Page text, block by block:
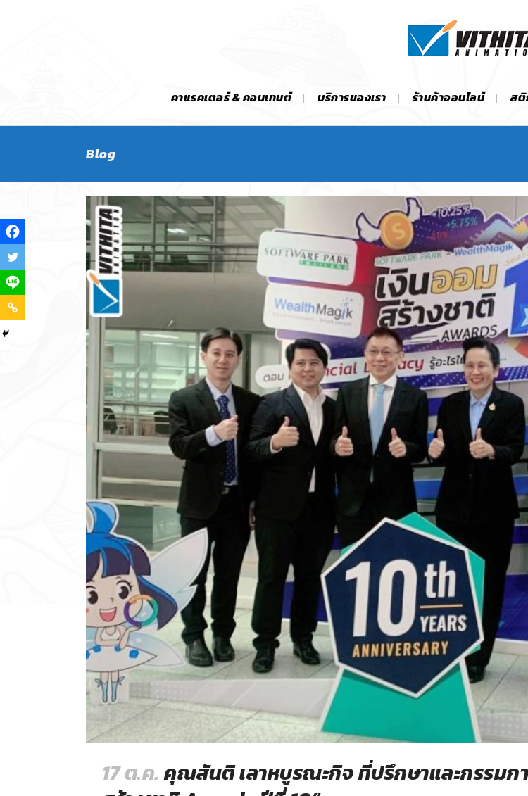
คาแรคเตอร์ & คอนเทนต์ บริการของเรา ร้านค้าออนไลน์ สติ
Blog
17 ต.ค. คุณสันติ เลาหบูรณะกิจ ที่ปรึกษาและกรรมก